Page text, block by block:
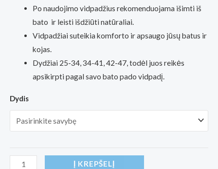
Po naudojimo vidpadžius rekomenduojama išimti iš
bato ir leisti išdžiūti natūraliai.
Vidpadžiai suteikia komforto ir apsaugo jūsų batus ir
kojas.
Dydžiai 25-34, 34-41, 42-47, todėl juos reikės
apsikirpti pagal savo bato pado vidpadį.
Dydis
produkto
Į KREPŠELĮ